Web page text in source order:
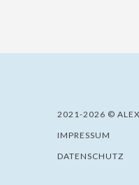
2021-2026 ©
IMPRESSUM
DATENSCHUTZ